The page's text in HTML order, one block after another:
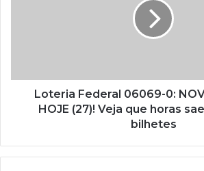
Loteria Federal 06069-0:
HOJE (27)! Veja que horas
bilhetes